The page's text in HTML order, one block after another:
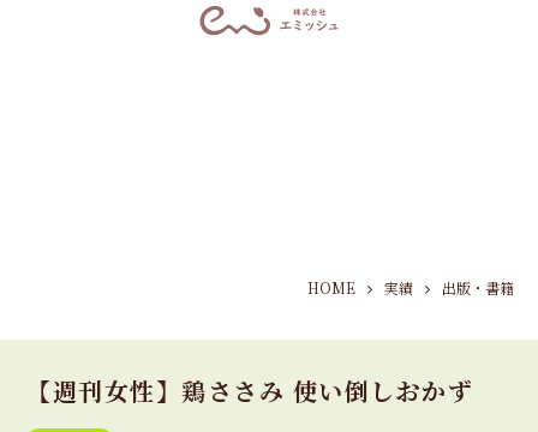
HOME 実績 出版・書籍
【週刊女性】鶏ささみ 使い倒しおかず